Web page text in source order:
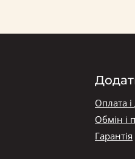
Оплата і
Обмін і
Гарантія